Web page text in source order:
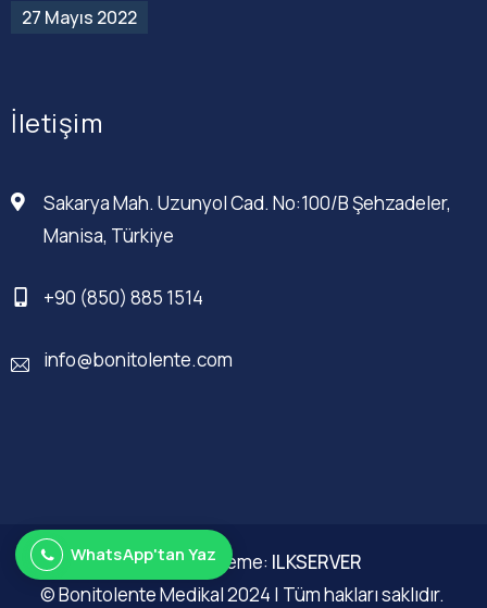
27 Mayıs 2022
İletişim
Sakarya Mah. Uzunyol Cad. No:100/B Şehzadeler,
Manisa, Türkiye
+90 (850) 885 1514
info@bonitolente.com
Web Düzenleme: ILKSERVER
© Bonitolente Medikal 2024 | Tüm hakları saklıdır.
WhatsApp'tan Yaz